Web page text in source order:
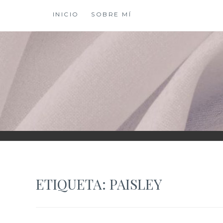
contenido
INICIO SOBRE MÍ
XIOMY
ETIQUETA: PAISLEY